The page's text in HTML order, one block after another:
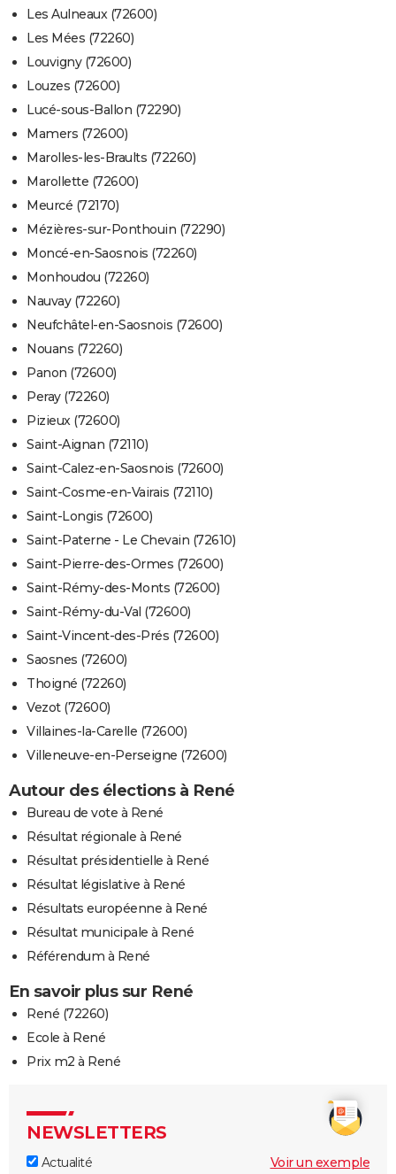
Les Aulneaux (72600)
Les Mées (72260)
Louvigny (72600)
Louzes (72600)
Lucé-sous-Ballon (72290)
Mamers (72600)
Marolles-les-Braults (72260)
Marollette (72600)
Meurcé (72170)
Mézières-sur-Ponthouin (72290)
Moncé-en-Saosnois (72260)
Monhoudou (72260)
Nauvay (72260)
Neufchâtel-en-Saosnois (72600)
Nouans (72260)
Panon (72600)
Peray (72260)
Pizieux (72600)
Saint-Aignan (72110)
Saint-Calez-en-Saosnois (72600)
Saint-Cosme-en-Vairais (72110)
Saint-Longis (72600)
Saint-Paterne - Le Chevain (72610)
Saint-Pierre-des-Ormes (72600)
Saint-Rémy-des-Monts (72600)
Saint-Rémy-du-Val (72600)
Saint-Vincent-des-Prés (72600)
Saosnes (72600)
Thoigné (72260)
Vezot (72600)
Villaines-la-Carelle (72600)
Villeneuve-en-Perseigne (72600)
Autour des élections à René
Bureau de vote à René
Résultat régionale à René
Résultat présidentielle à René
Résultat législative à René
Résultats européenne à René
Résultat municipale à René
Référendum à René
En savoir plus sur René
René (72260)
Ecole à René
Prix m2 à René
NEWSLETTERS
Actualité
Voir un exemple